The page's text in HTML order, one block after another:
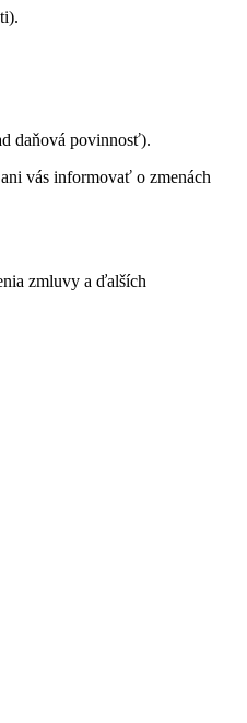
daňová povinnosť).
vás informovať o zmenách
zmluvy a ďalších